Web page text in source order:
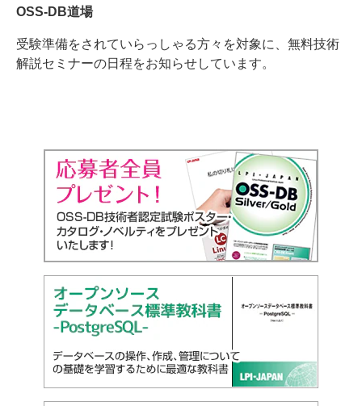
OSS-DB道場
受験準備をされていらっしゃる方々を対象に、無料技術
解説セミナーの日程をお知らせしています。